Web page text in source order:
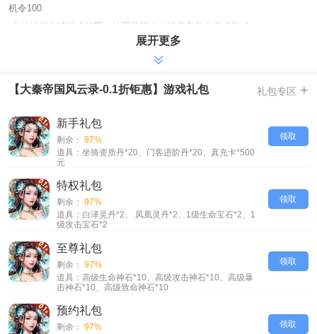
机令100
-充值比例1:10游戏货币，放置类策略卡牌后宫美女养成游戏
-等级福利领民臣，神级民臣等你拿，圣人膜拜，三圣碎片每周得
-每日登录可抽签，加成，奖励免费领
-放置自动刷关卡，大量奖励带回家
-精美画面，唯美秦风，战国烽烟四起，同台竞技，等你来一统天下
-圣人膜拜，三圣碎片每周得，放置自动刷关卡，大量奖励带回家
【大秦帝国风云录-0.1折钜惠】VIP介绍
VIP11=10RMB；VIP12=20RMB
VIP13=50RMB；VIP14=100RMB
VIP15=200RMB；VIP16=300RMB
VIP17=400RMB；VIP18=500RMB
VIP19=700RMB；VIP20=1000RMB
展开更多
【大秦帝国风云录-0.1折钜惠】游戏礼包 礼包专区 +
领取
新手礼包
剩余： 97%
道具：坐骑资质丹*20、门客进阶丹*20、真充卡*500
元
领取
特权礼包
剩余： 97%
道具：白泽灵丹*2、 凤凰灵丹*2、1级生命宝石*2、1
级攻击宝石*2
领取
至尊礼包
剩余： 97%
道具：高级生命神石*10、高级攻击神石*10、高级暴
击神石*10、高级致命神石*10
领取
预约礼包
剩余： 97%